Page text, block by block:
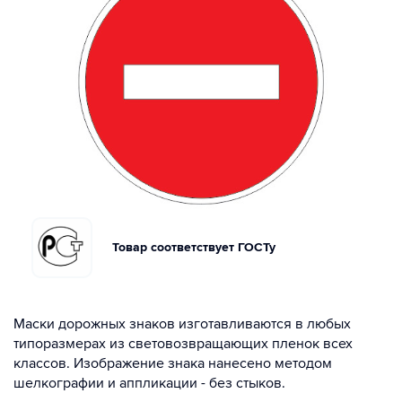
Товар соответствует ГОСТу
Маски дорожных знаков изготавливаются в любых
типоразмерах из световозвращающих пленок всех
классов. Изображение знака нанесено методом
шелкографии и аппликации - без стыков.